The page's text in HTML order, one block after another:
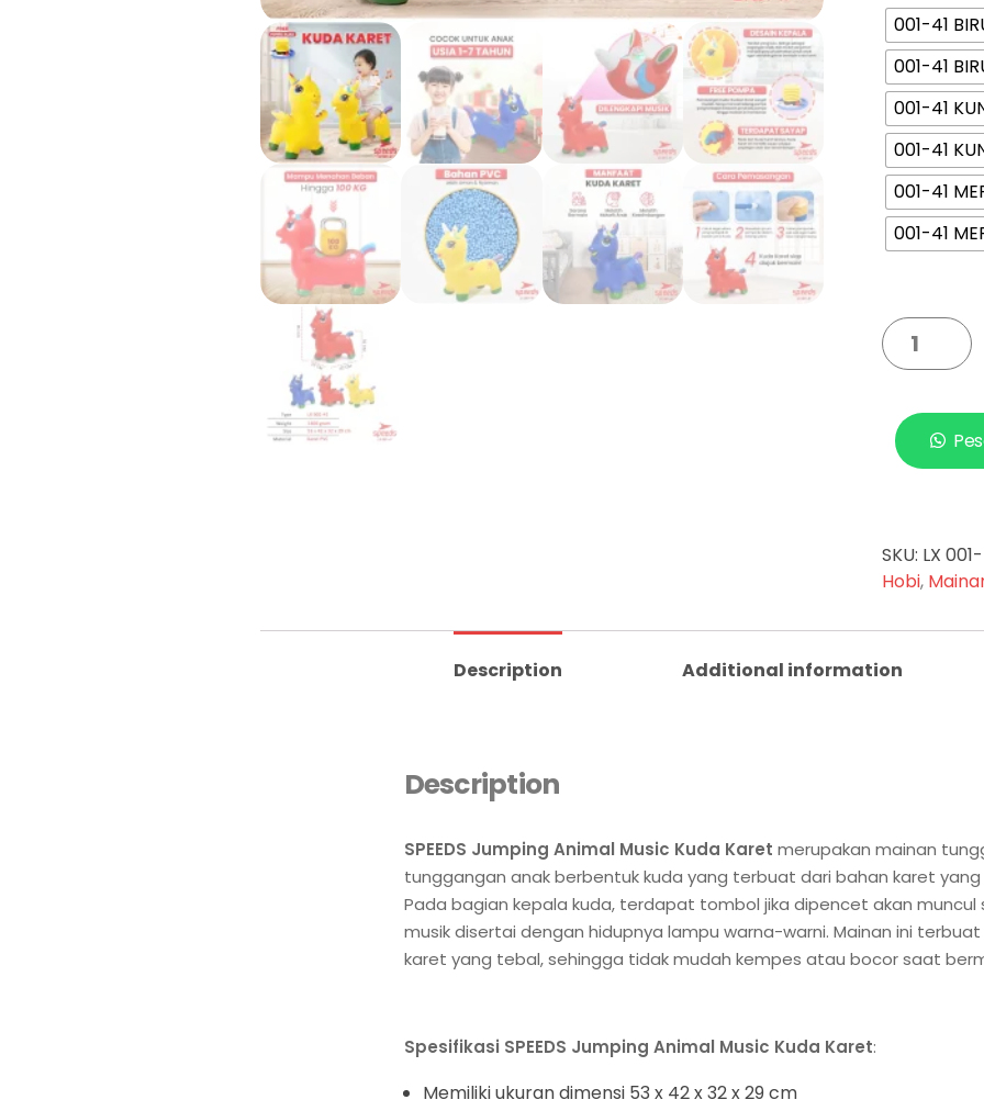
001-41
001-41
001-41
001-41
001-41
001-41
SKU: LX
Hobi,
Description Additional information
Description
SPEEDS Jumping Animal Music Kuda Karet merupakan mainan
tunggangan anak berbentuk kuda yang terbuat dari bahan karet
Pada bagian kepala kuda, terdapat tombol jika dipencet akan muncul
musik disertai dengan hidupnya lampu warna-warni. Mainan ini
karet yang tebal, sehingga tidak mudah kempes atau bocor saat
Spesifikasi SPEEDS Jumping Animal Music Kuda Karet:
Memiliki ukuran dimensi 53 x 42 x 32 x 29 cm